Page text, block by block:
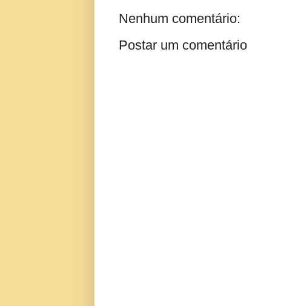
Nenhum comentário:
Postar um comentário